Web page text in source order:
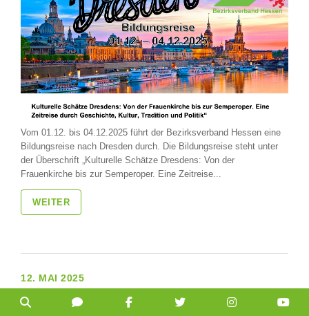
Vom 01.12. bis 04.12.2025 führt der Bezirksverband Hessen eine
Bildungsreise nach Dresden durch. Die Bildungsreise steht unter
der Überschrift „Kulturelle Schätze Dresdens: Von der
Frauenkirche bis zur Semperoper. Eine Zeitreise...
WEITER
12. MAI 2025
Unbürokratische Unterstützung des Sporttrainings